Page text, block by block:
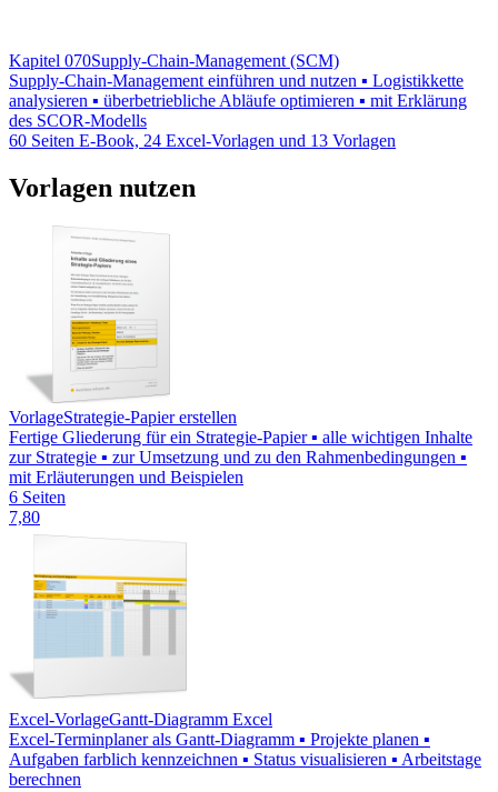
Kapitel 070Supply-Chain-Management (SCM)
Supply-Chain-Management einführen und nutzen ▪ Logistikkette
analysieren ▪ überbetriebliche Abläufe optimieren ▪ mit Erklärung
des SCOR-Modells
60 Seiten E-Book, 24 Excel-Vorlagen und 13 Vorlagen
Vorlagen nutzen
VorlageStrategie-Papier erstellen
Fertige Gliederung für ein Strategie-Papier ▪ alle wichtigen Inhalte
zur Strategie ▪ zur Umsetzung und zu den Rahmenbedingungen ▪
mit Erläuterungen und Beispielen
6 Seiten
7,80
Excel-VorlageGantt-Diagramm Excel
Excel-Terminplaner als Gantt-Diagramm ▪ Projekte planen ▪
Aufgaben farblich kennzeichnen ▪ Status visualisieren ▪ Arbeitstage
berechnen